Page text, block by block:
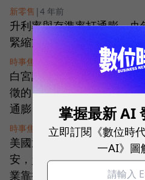
新零售 | 4 年前
升利率與存準率打通膨，央
緊縮方向走
時事焦點
白宮討論修改川普任內對中
徵的「不負責任關稅」，能
通膨？
時事焦點 4 年前
美國通膨利空逆襲，投資人
安，資金往能源與公用事業
業靠攏
掌握最新 AI
立即訂閱《數位時
一AI》圖